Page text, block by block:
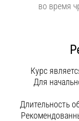
во время
Курс
Для
Длительность